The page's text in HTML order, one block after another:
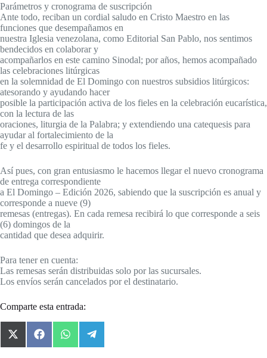
Parámetros y cronograma de suscripción
Ante todo, reciban un cordial saludo en Cristo Maestro en las
funciones que desempañamos en
nuestra Iglesia venezolana, como Editorial San Pablo, nos sentimos
bendecidos en colaborar y
acompañarlos en este camino Sinodal; por años, hemos acompañado
las celebraciones litúrgicas
en la solemnidad de El Domingo con nuestros subsidios litúrgicos:
atesorando y ayudando hacer
posible la participación activa de los fieles en la celebración eucarística,
con la lectura de las
oraciones, liturgia de la Palabra; y extendiendo una catequesis para
ayudar al fortalecimiento de la
fe y el desarrollo espiritual de todos los fieles.
Así pues, con gran entusiasmo le hacemos llegar el nuevo cronograma
de entrega correspondiente
a El Domingo – Edición 2026, sabiendo que la suscripción es anual y
corresponde a nueve (9)
remesas (entregas). En cada remesa recibirá lo que corresponde a seis
(6) domingos de la
cantidad que desea adquirir.
Para tener en cuenta:
Las remesas serán distribuidas solo por las sucursales.
Los envíos serán cancelados por el destinatario.
Comparte esta entrada:
X
(
F
a
W
h e